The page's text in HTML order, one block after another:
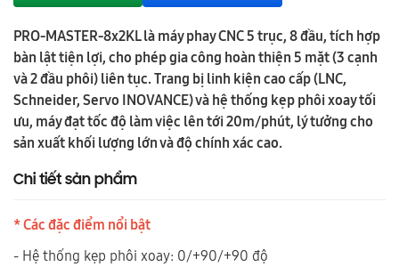
PRO-MASTER-8x2KL là máy phay CNC 5 trục, 8 đầu, tích hợp
bàn lật tiện lợi, cho phép gia công hoàn thiện 5 mặt (3 cạnh
và 2 đầu phôi) liên tục. Trang bị linh kiện cao cấp (LNC,
Schneider, Servo INOVANCE) và hệ thống kẹp phôi xoay tối
ưu, máy đạt tốc độ làm việc lên tới 20m/phút, lý tưởng cho
sản xuất khối lượng lớn và độ chính xác cao.
Chi tiết sản phẩm
* Các đặc điểm nổi bật
- Hệ thống kẹp phôi xoay: 0/+90/+90 độ